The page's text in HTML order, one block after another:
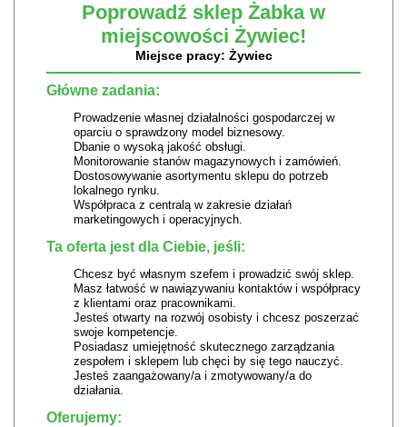
Poprowadź sklep Żabka w
miejscowości Żywiec!
Miejsce pracy: Żywiec
Główne zadania:
Prowadzenie własnej działalności gospodarczej w
oparciu o sprawdzony model biznesowy.
Dbanie o wysoką jakość obsługi.
Monitorowanie stanów magazynowych i zamówień.
Dostosowywanie asortymentu sklepu do potrzeb
lokalnego rynku.
Współpraca z centralą w zakresie działań
marketingowych i operacyjnych.
Ta oferta jest dla Ciebie, jeśli:
Chcesz być własnym szefem i prowadzić swój sklep.
Masz łatwość w nawiązywaniu kontaktów i współpracy
z klientami oraz pracownikami.
Jesteś otwarty na rozwój osobisty i chcesz poszerzać
swoje kompetencje.
Posiadasz umiejętność skutecznego zarządzania
zespołem i sklepem lub chęci by się tego nauczyć.
Jesteś zaangażowany/a i zmotywowany/a do
działania.
Oferujemy: